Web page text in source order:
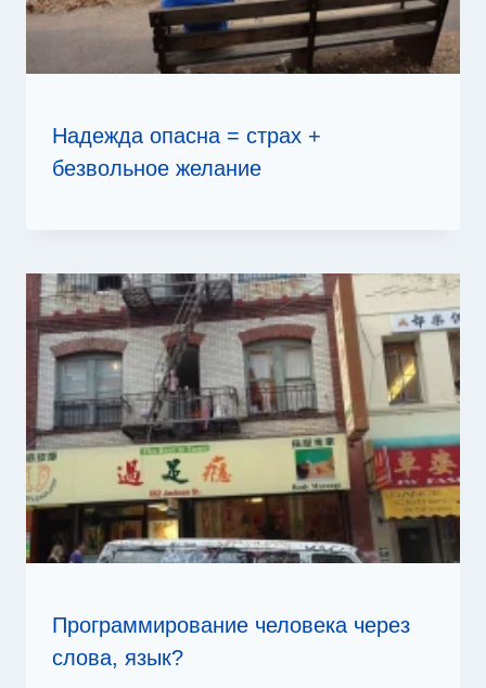
Надежда опасна = страх +
безвольное желание
Программирование человека через
слова, язык?